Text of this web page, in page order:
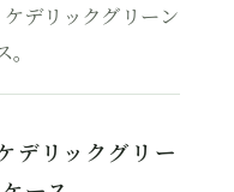
デリックグリーン
デリックグリー